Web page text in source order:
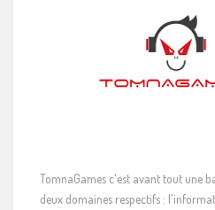
TomnaGames c'est avant tout une
deux domaines respectifs :